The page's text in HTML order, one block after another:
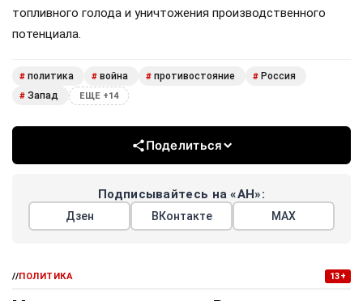
топливного голода и уничтожения производственного
потенциала.
# политика # война # противостояние # Россия
# Запад ЕЩЕ +14
Поделиться
Подписывайтесь на «АН»:
Дзен ВКонтакте МАХ
//ПОЛИТИКА 13+